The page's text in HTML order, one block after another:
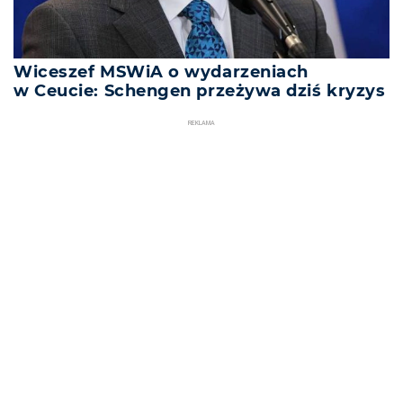
Wiceszef MSWiA o wydarzeniach
w Ceucie: Schengen przeżywa dziś kryzys
REKLAMA